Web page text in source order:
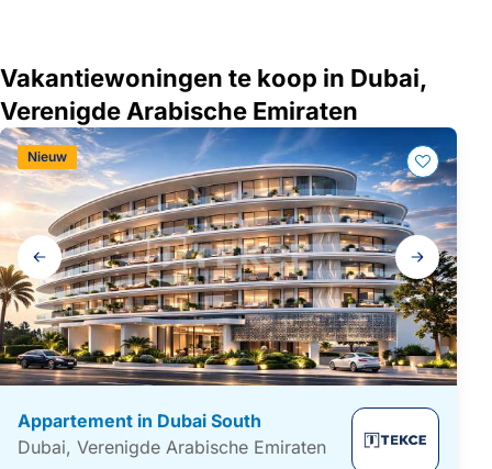
Vakantiewoningen te koop in Dubai,
Verenigde Arabische Emiraten
Galerij
navigatie
Appartement in Dubai South
Dubai, Verenigde Arabische Emiraten
Nieuw